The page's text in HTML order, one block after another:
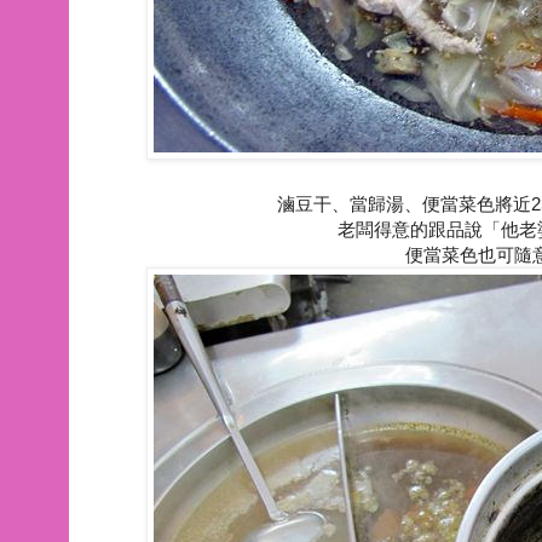
滷豆干、當歸湯、便當菜色將近
老闆得意的跟品說「他
便當菜色也可隨